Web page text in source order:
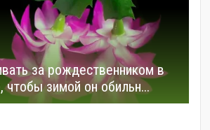
за рождественником в
чтобы зимой он обильн...